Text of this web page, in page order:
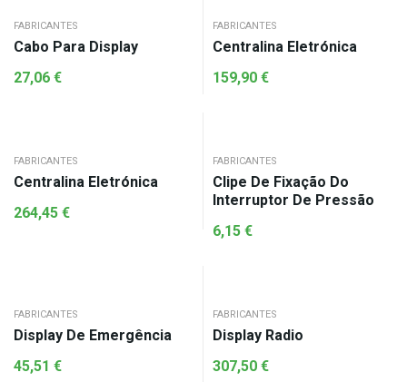
FABRICANTES
Cabo Para Display
27,06 €
FABRICANTES
Centralina Eletrónica
159,90 €
FABRICANTES
Centralina Eletrónica
264,45 €
FABRICANTES
Clipe De Fixação Do
Interruptor De Pressão
6,15 €
FABRICANTES
Display De Emergência
45,51 €
FABRICANTES
Display Radio
307,50 €